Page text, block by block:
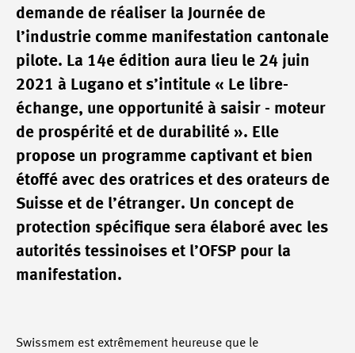
demande de réaliser la Journée de
l’industrie comme manifestation cantonale
pilote. La 14e édition aura lieu le 24 juin
2021 à Lugano et s’intitule « Le libre-
échange, une opportunité à saisir - moteur
de prospérité et de durabilité ». Elle
propose un programme captivant et bien
étoffé avec des oratrices et des orateurs de
Suisse et de l’étranger. Un concept de
protection spécifique sera élaboré avec les
autorités tessinoises et l’OFSP pour la
manifestation.
Swissmem est extrêmement heureuse que le